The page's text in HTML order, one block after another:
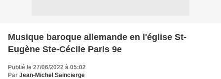
Musique baroque allemande en l'église St-
Eugène Ste-Cécile Paris 9e
Publié le 27/06/2022 à 05:02
Par Jean-Michel Saincierge